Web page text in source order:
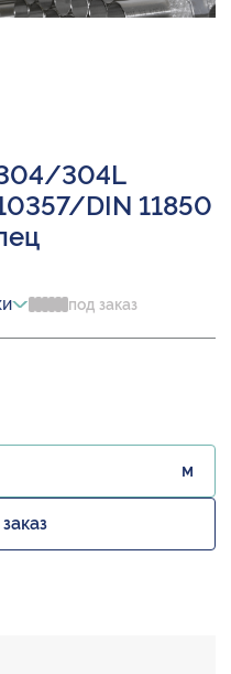
304/304L
DIN 11850
под заказ
м